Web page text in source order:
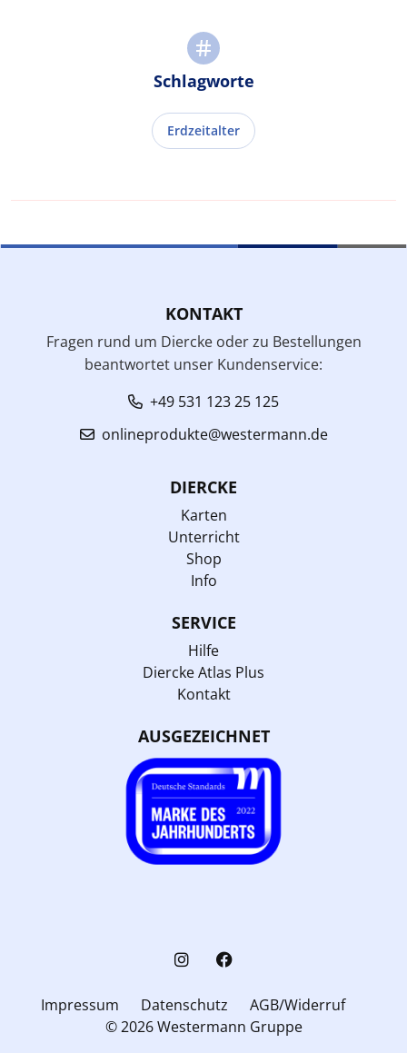
Schlagworte
Erdzeitalter
KONTAKT
Fragen rund um Diercke oder zu Bestellungen
beantwortet unser Kundenservice:
+49 531 123 25 125
onlineprodukte@westermann.de
DIERCKE
Karten
Unterricht
Shop
Info
SERVICE
Hilfe
Diercke Atlas Plus
Kontakt
AUSGEZEICHNET
Impressum Datenschutz
AGB/Widerruf
© 2026 Westermann Gruppe